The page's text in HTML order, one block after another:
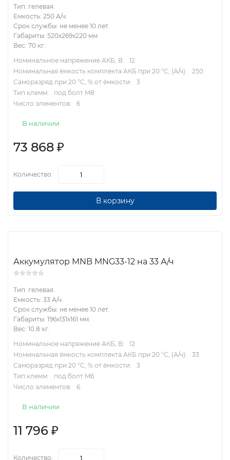
Тип: гелевая.
Емкость: 250 А/ч.
Срок службы: не менее 10 лет.
Габариты: 520x269x220 мм.
Вес: 70 кг.
Номинальное напряжение АКБ, В:
12
Номинальная ёмкость комплекта АКБ при 20 °С, (А/ч):
250
Саморазряд при 20 °С, % от ёмкости:
3
Тип клемм:
под болт M8
Число элементов:
6
В наличии
73 868 ₽
Количество:
В корзину
Аккумулятор MNB MNG33-12 на 33 А/ч
Тип: гелевая.
Емкость: 33 А/ч.
Срок службы: не менее 10 лет.
Габариты: 196x131x161 мм.
Вес: 10.8 кг.
Номинальное напряжение АКБ, В:
12
Номинальная ёмкость комплекта АКБ при 20 °С, (А/ч):
33
Саморазряд при 20 °С, % от ёмкости:
3
Тип клемм:
под болт M6
Число элементов:
6
В наличии
11 796 ₽
Количество: